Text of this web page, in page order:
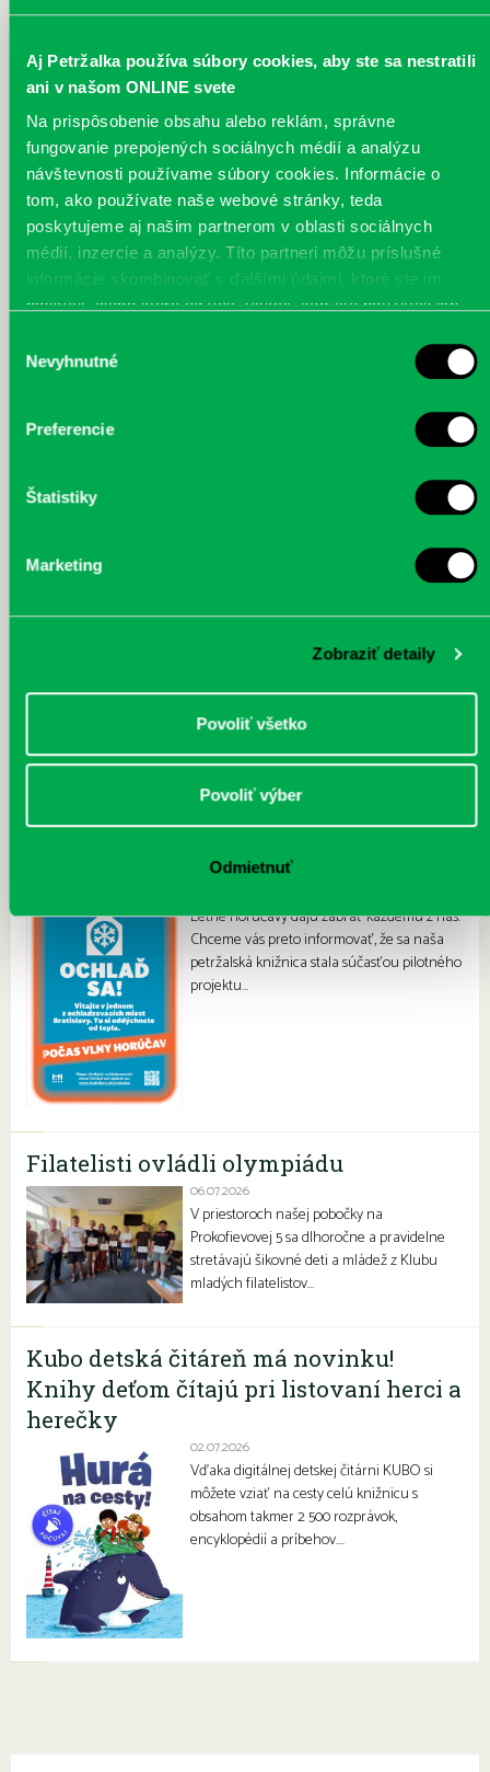
Aj Petržalka používa súbory cookies, aby ste sa nestratili
ani v našom ONLINE svete
Na prispôsobenie obsahu alebo reklám, správne
fungovanie prepojených sociálnych médií a analýzu
návštevnosti používame súbory cookies. Informácie o
tom, ako používate naše webové stránky, teda
poskytujeme aj našim partnerom v oblasti sociálnych
médií, inzercie a analýzy. Títo partneri môžu príslušné
informácie skombinovať s ďalšími údajmi, ktoré ste im
poskytli, alebo ktoré od vás získali, keď ste používali ich
súhlasu
Nevyhnutné
Preferencie
Štatistiky
Marketing
Zobraziť detaily
Povoliť všetko
Povoliť výber
Odmietnuť
občasníky po žurnalistickej, obrazovej, grafickej i gramatickej stránke, v
pred slávnostným vyhlásením víťazov mali členovia redakčných rád
priamu spätnú väzbu. Autori článkov a pedagógovia, pod ktorých
dohľadom časopisy vznikajú, využili možnosť vyspovedať skúsené
novinárky Alenu Kopřivovú a Ľudmilu Grodovskú a získať ďalšie
praktické rady pre tvorbu a novinársku prácu v škole.
autorka textu Mária Grebeňová – Laczová
novinari-6.jpg
„Ochlaď sa!“ v petržalskej knižnici
Letné horúčavy dajú zabrať každému z nás.
Chceme vás preto informovať, že sa naša
petržalská knižnica stala súčasťou pilotného
projektu…
Filatelisti ovládli olympiádu
06.07.2026
V priestoroch našej pobočky na
Prokofievovej 5 sa dlhoročne a pravidelne
stretávajú šikovné deti a mládež z Klubu
mladých filatelistov…
Kubo detská čitáreň má novinku!
Knihy deťom čítajú pri listovaní herci a
herečky
02.07.2026
Vďaka digitálnej detskej čitárni KUBO si
môžete vziať na cesty celú knižnicu s
obsahom takmer 2 500 rozprávok,
encyklopédií a príbehov….